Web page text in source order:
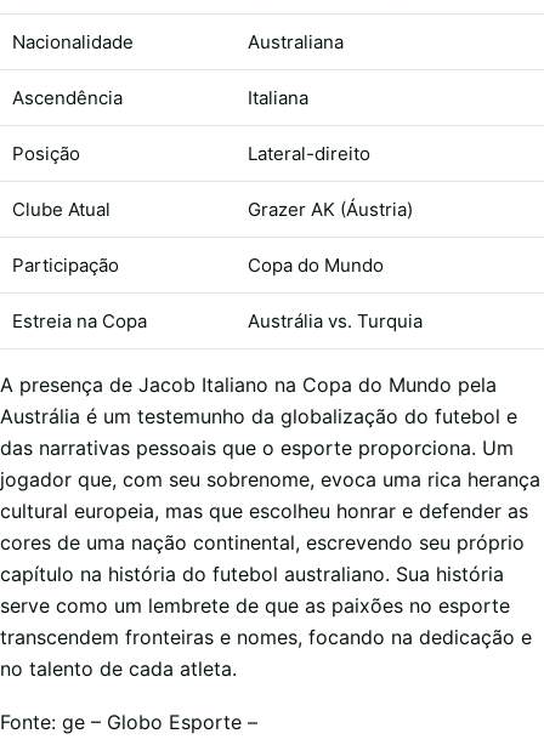
Nacionalidade Australiana
Ascendência Italiana
Posição Lateral-direito
Clube Atual Grazer AK (Áustria)
Participação Copa do Mundo
Estreia na Copa Austrália vs. Turquia
A presença de Jacob Italiano na Copa do Mundo pela
Austrália é um testemunho da globalização do futebol e
das narrativas pessoais que o esporte proporciona. Um
jogador que, com seu sobrenome, evoca uma rica herança
cultural europeia, mas que escolheu honrar e defender as
cores de uma nação continental, escrevendo seu próprio
capítulo na história do futebol australiano. Sua história
serve como um lembrete de que as paixões no esporte
transcendem fronteiras e nomes, focando na dedicação e
no talento de cada atleta.
Fonte: ge – Globo Esporte –